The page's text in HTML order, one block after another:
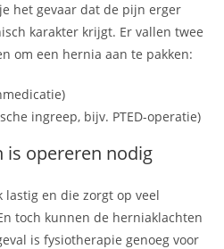
het gevaar dat de pijn erger
karakter krijgt. Er vallen twee
om een hernia aan te pakken:
ingreep, bijv. PTED-operatie)
is opereren nodig
en die zorgt op veel
toch kunnen de herniaklachten
is fysiotherapie genoeg voor